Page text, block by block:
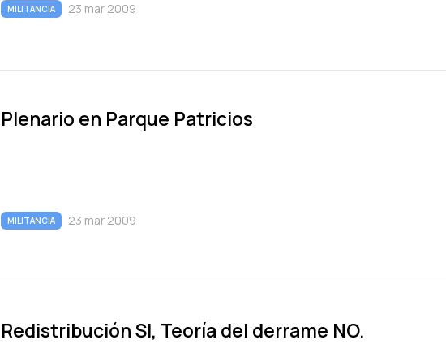
MILITANCIA 23 mar 2009
Plenario en Parque Patricios
MILITANCIA 23 mar 2009
Redistribución SI, Teorí­a del derrame NO.